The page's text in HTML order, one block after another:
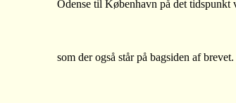
Odense til København på det tidspunkt
som der også står på bagsiden af